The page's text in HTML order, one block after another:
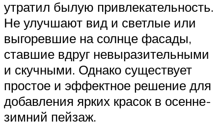
утратил былую привлекательность.
Не улучшают вид и светлые или
выгоревшие на солнце фасады,
ставшие вдруг невыразительными
и скучными. Однако существует
простое и эффектное решение для
добавления ярких красок в осенне-
зимний пейзаж.